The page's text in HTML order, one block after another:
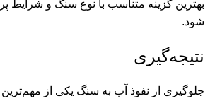
بهترین گزینه متناسب با نوع سنگ و شرایط
شود.
نتیجه‌گیری
جلوگیری از نفوذ آب به سنگ یکی از